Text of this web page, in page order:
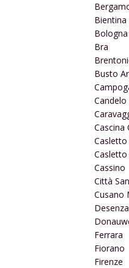
Bientina
Bologna
Bra
Busto
Candelo
Cascina
Casletto
Cassino
Città
Cusano
Ferrara
Fiorano
Firenze